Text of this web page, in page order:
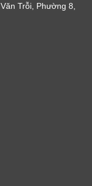
Trỗi, Phường 8,